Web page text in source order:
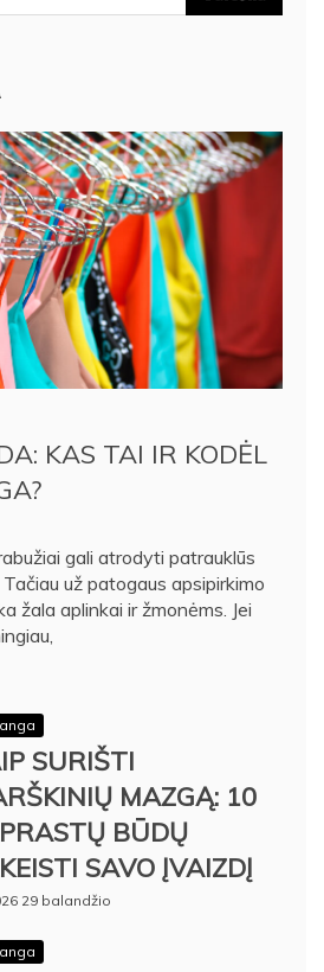
KAS TAI IR KODĖL
gali atrodyti patrauklūs
už patogaus apsipirkimo
žala aplinkai ir žmonėms. Jei
SURIŠTI
MAZGĄ: 10
BŪDŲ
SAVO ĮVAIZDĮ
29 balandžio